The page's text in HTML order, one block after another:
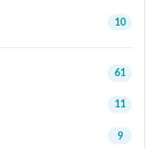
10
61
11
9